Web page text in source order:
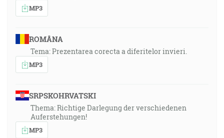
MP3
ROMÂNA
Tema: Prezentarea corecta a diferitelor invieri.
MP3
SRPSKOHRVATSKI
Thema: Richtige Darlegung der verschiedenen
Auferstehungen!
MP3